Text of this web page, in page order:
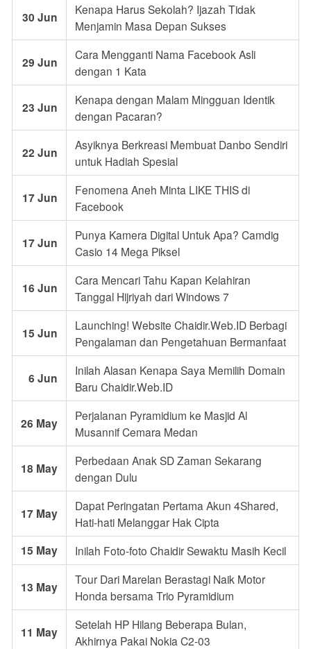
30 Jun
Kenapa Harus Sekolah? Ijazah Tidak
Menjamin Masa Depan Sukses
29 Jun
Cara Mengganti Nama Facebook Asli
dengan 1 Kata
23 Jun
Kenapa dengan Malam Mingguan Identik
dengan Pacaran?
22 Jun
Asyiknya Berkreasi Membuat Danbo Sendiri
untuk Hadiah Spesial
17 Jun
Fenomena Aneh Minta LIKE THIS di
Facebook
17 Jun
Punya Kamera Digital Untuk Apa? Camdig
Casio 14 Mega Piksel
16 Jun
Cara Mencari Tahu Kapan Kelahiran
Tanggal Hijriyah dari Windows 7
15 Jun
Launching! Website Chaidir.Web.ID Berbagi
Pengalaman dan Pengetahuan Bermanfaat
6 Jun
Inilah Alasan Kenapa Saya Memilih Domain
Baru Chaidir.Web.ID
26 May
Perjalanan Pyramidium ke Masjid Al
Musannif Cemara Medan
18 May
Perbedaan Anak SD Zaman Sekarang
dengan Dulu
17 May
Dapat Peringatan Pertama Akun 4Shared,
Hati-hati Melanggar Hak Cipta
15 May Inilah Foto-foto Chaidir Sewaktu Masih Kecil
13 May
Tour Dari Marelan Berastagi Naik Motor
Honda bersama Trio Pyramidium
11 May
Setelah HP Hilang Beberapa Bulan,
Akhirnya Pakai Nokia C2-03